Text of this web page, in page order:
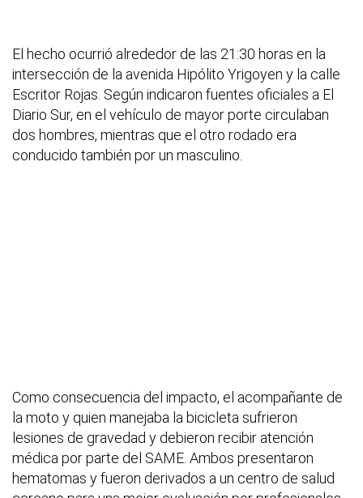
El hecho ocurrió alrededor de las 21:30 horas en la
intersección de la avenida Hipólito Yrigoyen y la calle
Escritor Rojas. Según indicaron fuentes oficiales a El
Diario Sur, en el vehículo de mayor porte circulaban
dos hombres, mientras que el otro rodado era
conducido también por un masculino.
Como consecuencia del impacto, el acompañante de
la moto y quien manejaba la bicicleta sufrieron
lesiones de gravedad y debieron recibir atención
médica por parte del SAME. Ambos presentaron
hematomas y fueron derivados a un centro de salud